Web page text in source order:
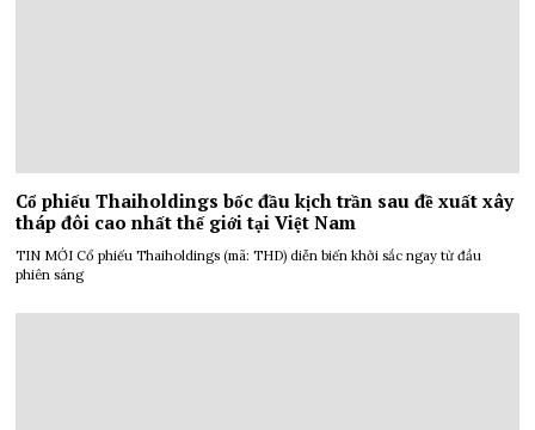
Cổ phiếu Thaiholdings bốc đầu kịch trần sau đề xuất xây
tháp đôi cao nhất thế giới tại Việt Nam
TIN MỚI Cổ phiếu Thaiholdings (mã: THD) diễn biến khởi sắc ngay từ đầu
phiên sáng